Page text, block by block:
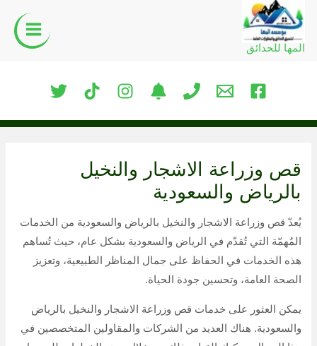
تخطي
إلى
المحتوىالمها للحدائق
قص وزراعة الاشجار والنخيل
بالرياض والسعودية
يُعدّ قص وزراعة الاشجار والنخيل بالرياض والسعودية من الخدمات
المُهمّة التي تُقدّم في الرياض والسعودية بشكل عام، حيث تُساهم
هذه الخدمات في الحفاظ على جمال المناظر الطبيعية، وتعزيز
الصحة العامة، وتحسين جودة الحياة.
يمكن العثور على خدمات قص وزراعة الاشجار والنخيل بالرياض
والسعودية. هناك العديد من الشركات والمقاولين المتخصصين في